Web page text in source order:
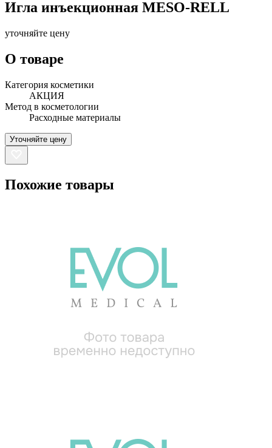
Игла инъекционная MESO-RELL
уточняйте цену
О товаре
Категория косметики
АКЦИЯ
Метод в косметологии
Расходные материалы
Уточняйте цену
Похожие товары